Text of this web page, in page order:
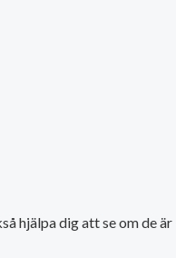
hjälpa dig att se om de är